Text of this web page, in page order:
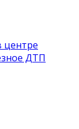
центре
ДТП